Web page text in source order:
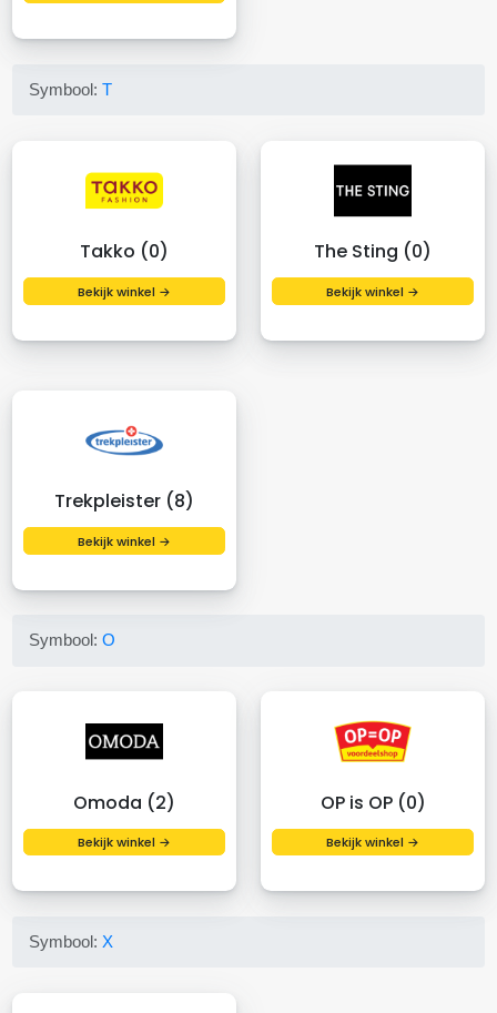
Symbool:T
Takko (0)
Bekijk winkel →
The Sting (0)
Bekijk winkel →
Trekpleister (8)
Bekijk winkel →
Symbool:O
Omoda (2)
Bekijk winkel →
OP is OP (0)
Bekijk winkel →
Symbool: X